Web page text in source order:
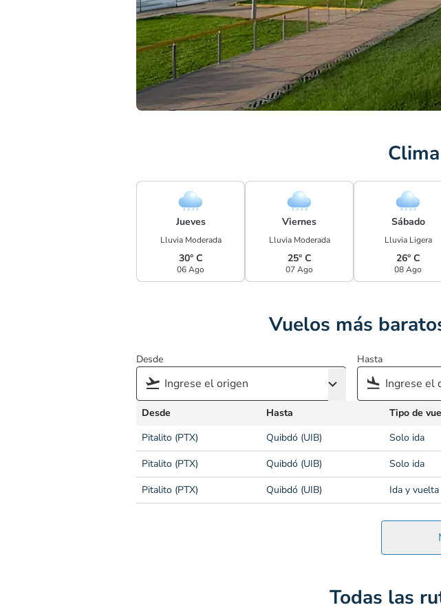
Jueves
Lluvia Moderada
30° C
06 Ago
Viernes
Lluvia Moderada
25° C
07 Ago
Sábado
Lluvia Ligera
26° C
08 Ago
Vuelos más
Desde Hasta
Desde Hasta Tipo de
Pitalito (PTX)
Quibdó (UIB) Solo ida
Pitalito (PTX)
Quibdó (UIB) Solo ida
Pitalito (PTX)
Quibdó (UIB) Ida y vuelta
Todas las